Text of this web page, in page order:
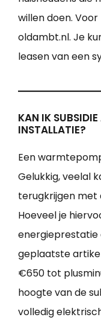
willen doen.
oldambt.nl. Je
leasen van een
KAN IK
INSTALLATIE?
Een
Gelukkig, veelal
terugkrijgen met
Hoeveel je
energieprestatie
geplaatste
€650 tot
hoogte van de
volledig